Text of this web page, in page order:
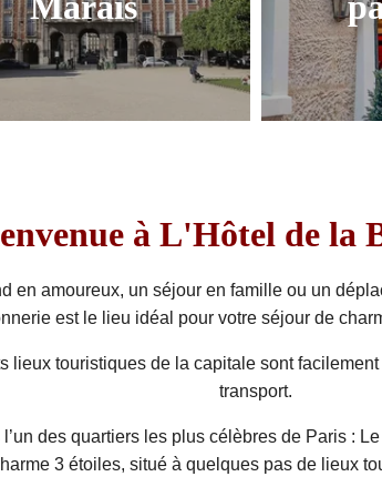
en galeries d'art,
antiquaires et cafés
à L'Hôtel de la
en amoureux, un séjour en famille ou un
est le lieu idéal pour votre séjour de
lieux touristiques de la capitale sont
transport.
des quartiers les plus célèbres de Paris :
3 étoiles, situé à quelques pas de lieux